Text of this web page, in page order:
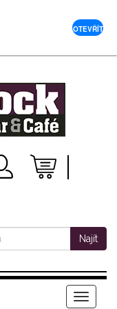
Najít
Menu
OTEVŘÍT